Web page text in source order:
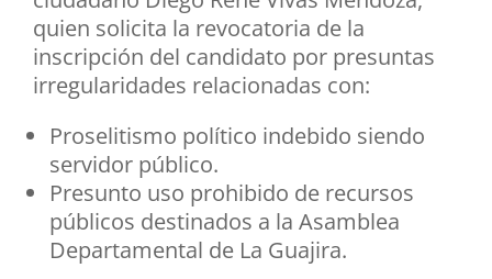
quien solicita la revocatoria de la
inscripción del candidato por presuntas
irregularidades relacionadas con:
Proselitismo político indebido siendo
servidor público.
Presunto uso prohibido de recursos
públicos destinados a la Asamblea
Departamental de La Guajira.